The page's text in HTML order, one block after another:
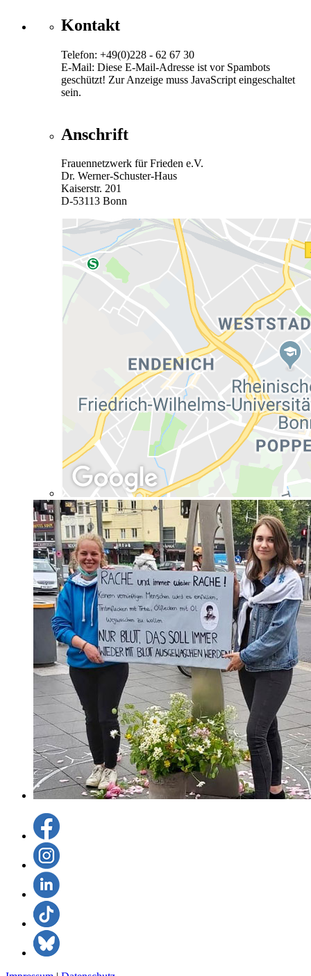
Kontakt
Telefon: +49(0)228 - 62 67 30
E-Mail: Diese E-Mail-Adresse ist vor Spambots
geschützt! Zur Anzeige muss JavaScript eingeschaltet
sein.
Anschrift
Frauennetzwerk für Frieden e.V.
Dr. Werner-Schuster-Haus
Kaiserstr. 201
D-53113 Bonn